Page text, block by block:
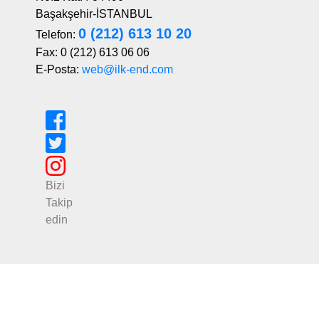
Başakşehir-İSTANBUL
Telefon: 0 (212) 613 10 20
Fax: 0 (212) 613 06 06
E-Posta: web@ilk-end.com
Bizi
Takip
edin